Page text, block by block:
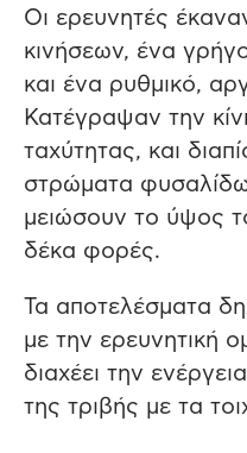
Οι ερευνητές
κινήσεων, ένα
και ένα ρυθμικό,
Κατέγραψαν την
ταχύτητας, και
στρώματα
μειώσουν το ύψος
δέκα φορές.
Τα αποτελέσματα
με την ερευνητική
διαχέει την
της τριβής με τα